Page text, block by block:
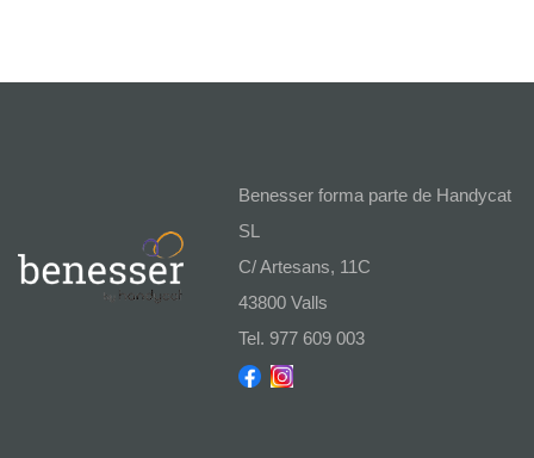
Benesser forma parte de Handycat
SL
C/ Artesans, 11C
43800 Valls
Tel. 977 609 003